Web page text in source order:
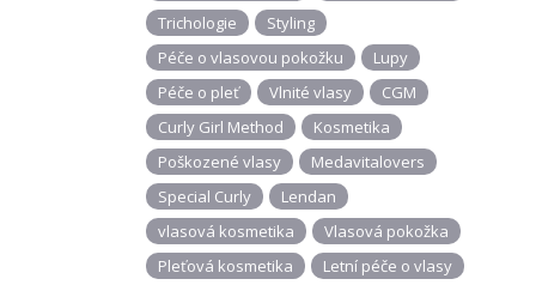
Trichologie
Styling
Péče o vlasovou pokožku
Lupy
Péče o pleť
Vlnité vlasy
CGM
Curly Girl Method
Kosmetika
Poškozené vlasy
Medavitalovers
Special Curly
Lendan
vlasová kosmetika
Vlasová pokožka
Pleťová kosmetika
Letní péče o vlasy